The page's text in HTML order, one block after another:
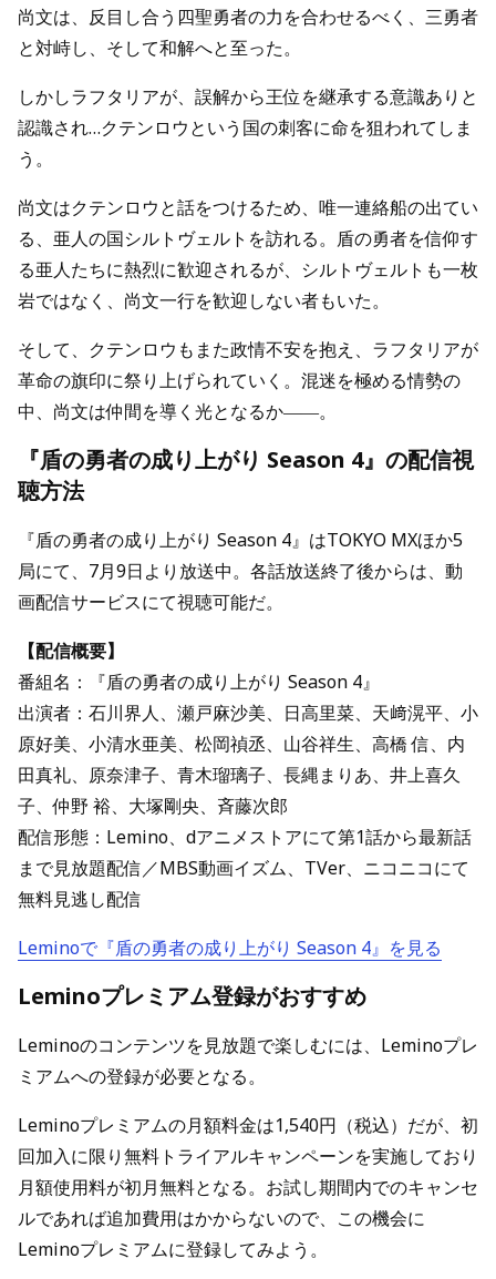
尚文は、反目し合う四聖勇者の力を合わせるべく、三勇者
と対峙し、そして和解へと至った。
しかしラフタリアが、誤解から王位を継承する意識ありと
認識され…クテンロウという国の刺客に命を狙われてしま
う。
尚文はクテンロウと話をつけるため、唯一連絡船の出てい
る、亜人の国シルトヴェルトを訪れる。盾の勇者を信仰す
る亜人たちに熱烈に歓迎されるが、シルトヴェルトも一枚
岩ではなく、尚文一行を歓迎しない者もいた。
そして、クテンロウもまた政情不安を抱え、ラフタリアが
革命の旗印に祭り上げられていく。混迷を極める情勢の
中、尚文は仲間を導く光となるか――。
『盾の勇者の成り上がり Season 4』の配信視
聴方法
『盾の勇者の成り上がり Season 4』はTOKYO MXほか5
局にて、7月9日より放送中。各話放送終了後からは、動
画配信サービスにて視聴可能だ。
【配信概要】
番組名：『盾の勇者の成り上がり Season 4』
出演者：石川界人、瀬戸麻沙美、日高里菜、天﨑滉平、小
原好美、小清水亜美、松岡禎丞、山谷祥生、高橋 信、内
田真礼、原奈津子、青木瑠璃子、長縄まりあ、井上喜久
子、仲野 裕、大塚剛央、斉藤次郎
配信形態：Lemino、dアニメストアにて第1話から最新話
まで見放題配信／MBS動画イズム、TVer、ニコニコにて
無料見逃し配信
Leminoで『盾の勇者の成り上がり Season 4』を見る
Leminoプレミアム登録がおすすめ
Leminoのコンテンツを見放題で楽しむには、Leminoプレ
ミアムへの登録が必要となる。
Leminoプレミアムの月額料金は1,540円（税込）だが、初
回加入に限り無料トライアルキャンペーンを実施しており
月額使用料が初月無料となる。お試し期間内でのキャンセ
ルであれば追加費用はかからないので、この機会に
Leminoプレミアムに登録してみよう。